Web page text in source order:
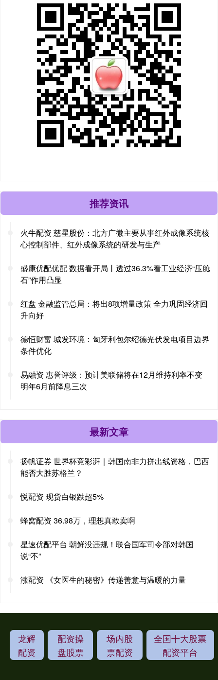
推荐资讯
火牛配资 慈星股份：北方广微主要从事红外成像系统核
心控制部件、红外成像系统的研发与生产
盛康优配优配 数据看开局丨透过36.3%看工业经济“压舱
石”作用凸显
红盘 金融监管总局：将出8项增量政策 全力巩固经济回
升向好
德恒财富 城发环境：匈牙利包尔绍德光伏发电项目边界
条件优化
易融资 惠誉评级：预计美联储将在12月维持利率不变
明年6月前降息三次
最新文章
扬帆证券 世界杯竞彩湃｜韩国南非力拼出线资格，巴西
能否大胜苏格兰？
悦配资 现货白银跌超5%
蜂窝配资 36.98万，理想真敢卖啊
星速优配平台 朝鲜没违规！联合国军司令部对韩国
说“不”
涨配资 《女医生的秘密》传递善意与温暖的力量
龙辉
配资
配资操
盘股票
场内股
票配资
全国十大股票
配资平台